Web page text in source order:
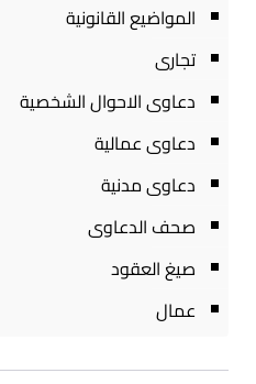
المواضيع القانونية
تجارى
دعاوى الاحوال الشخصية
دعاوى عمالية
دعاوى مدنية
صحف الدعاوى
صيغ العقود
عمال